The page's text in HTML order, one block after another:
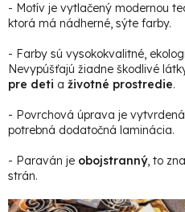
- Motív je vytlačený modernou
ktorá má nádherné, sýte farby.
- Farby sú vysokokvalitné,
Nevypúšťajú žiadne škodlivé
pre deti a životné prostredie.
- Povrchová úprava je vytvrdená
potrebná dodatočná laminácia.
- Paraván je obojstranný, to
strán.